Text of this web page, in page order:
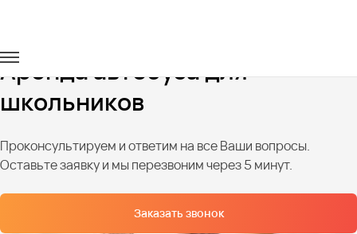
Аренда автобуса для
школьников
Проконсультируем и ответим на все Ваши вопросы.
Оставьте заявку и мы перезвоним через 5 минут.
Заказать звонок